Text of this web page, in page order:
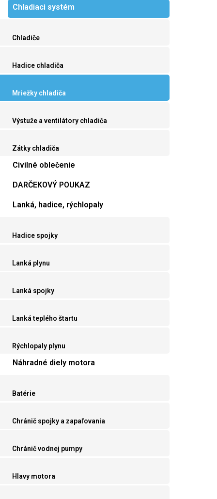
Chladiaci systém
Chladiče
Hadice chladiča
Mriežky chladiča
Výstuže a ventilátory chladiča
Zátky chladiča
Civilné oblečenie
DARČEKOVÝ POUKAZ
Lanká, hadice, rýchlopaly
Hadice spojky
Lanká plynu
Lanká spojky
Lanká teplého štartu
Rýchlopaly plynu
Náhradné diely motora
Batérie
Chránič spojky a zapaľovania
Chránič vodnej pumpy
Hlavy motora